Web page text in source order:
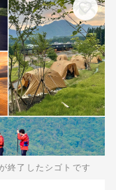
終了したシゴトです